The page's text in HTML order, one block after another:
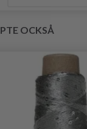
OCKSÅ